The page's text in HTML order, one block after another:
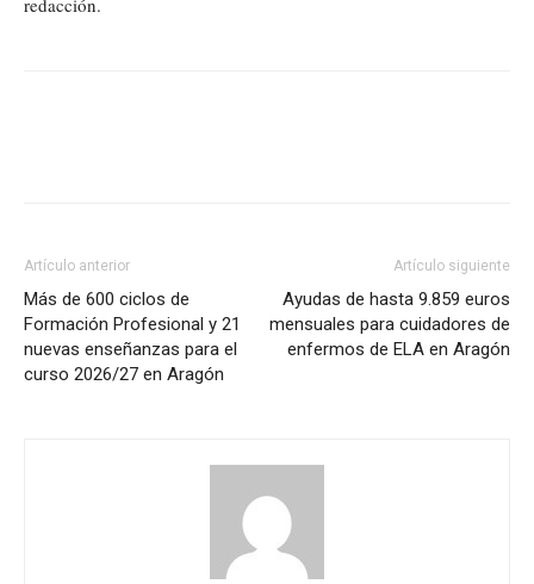
Artículo anterior
Más de 600 ciclos de
Formación Profesional y 21
nuevas enseñanzas para el
curso 2026/27 en Aragón
Artículo siguiente
Ayudas de hasta 9.859 euros
mensuales para cuidadores de
enfermos de ELA en Aragón